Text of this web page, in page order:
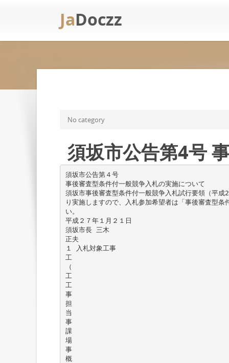
JaDoczz
No category
須坂市公告第4号
須坂市公告第４号
事後審査型条件付一般競争入札の実施について
須坂市事後審査型条件付一般競争入札試行要領（平
り実施しますので、入札参加希望者は「事後審査型
い。
平成２７年１月２１日
須坂市長 三木
正夫
１ 入札対象工事
工
（
工
工
事
担
当
事
課
場
事
概